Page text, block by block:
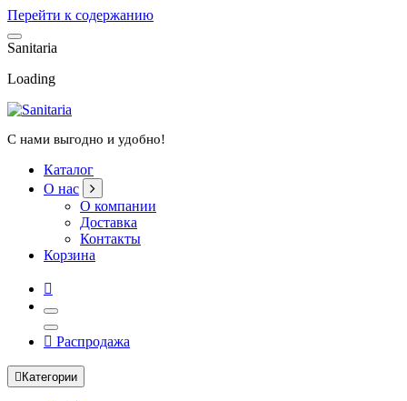
Перейти к содержанию
Sanitaria
Loading
С нами выгодно и удобно!
Каталог
О нас
О компании
Доставка
Контакты
Корзина
Распродажа
Категории